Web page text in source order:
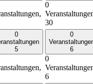
0
30
0
5
0
6
0
6